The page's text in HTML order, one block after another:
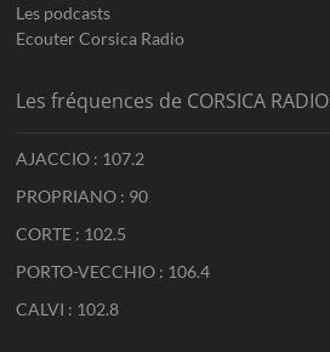
Les podcasts
Ecouter Corsica Radio
Les fréquences de CORSICA RADIO
AJACCIO : 107.2
PROPRIANO : 90
CORTE : 102.5
PORTO-VECCHIO : 106.4
CALVI : 102.8